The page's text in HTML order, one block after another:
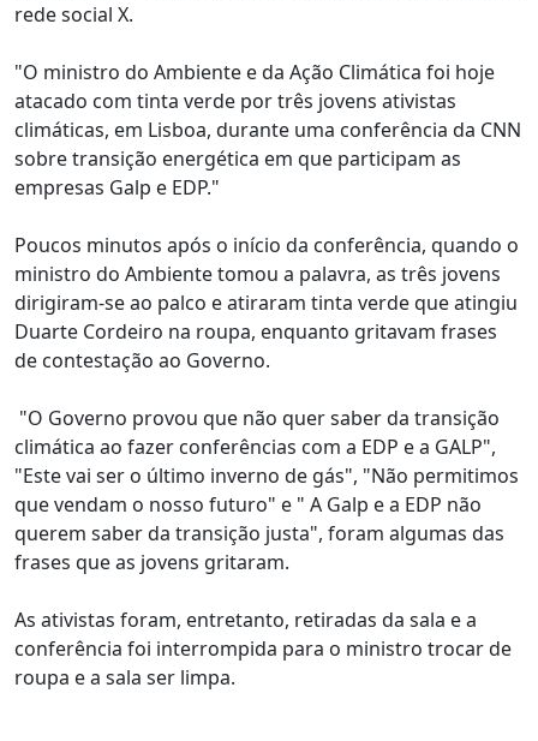
rede social X.
"O ministro do Ambiente e da Ação Climática foi hoje
atacado com tinta verde por três jovens ativistas
climáticas, em Lisboa, durante uma conferência da CNN
sobre transição energética em que participam as
empresas Galp e EDP."
Poucos minutos após o início da conferência, quando o
ministro do Ambiente tomou a palavra, as três jovens
dirigiram-se ao palco e atiraram tinta verde que atingiu
Duarte Cordeiro na roupa, enquanto gritavam frases
de contestação ao Governo.
"O Governo provou que não quer saber da transição
climática ao fazer conferências com a EDP e a GALP",
"Este vai ser o último inverno de gás", "Não permitimos
que vendam o nosso futuro" e " A Galp e a EDP não
querem saber da transição justa", foram algumas das
frases que as jovens gritaram.
As ativistas foram, entretanto, retiradas da sala e a
conferência foi interrompida para o ministro trocar de
roupa e a sala ser limpa.